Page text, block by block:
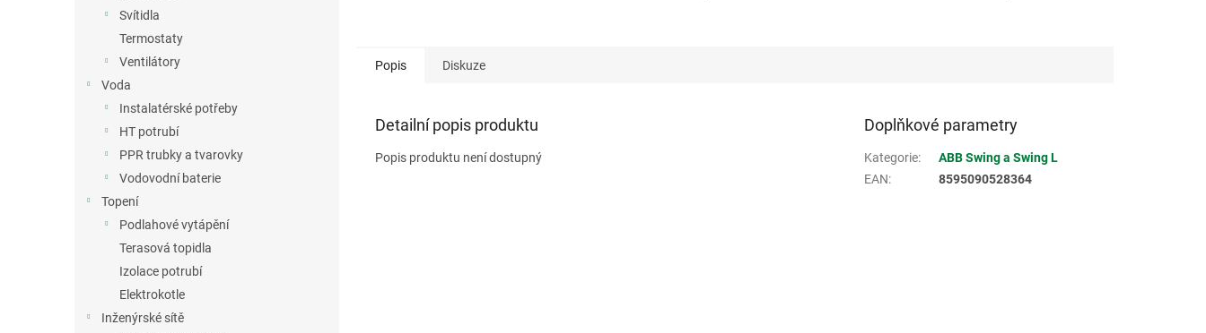
Svítidla
Termostaty
Ventilátory
Voda
Instalatérské potřeby
HT potrubí
PPR trubky a tvarovky
Vodovodní baterie
Topení
Podlahové vytápění
Terasová topidla
Izolace potrubí
Elektrokotle
Inženýrské sítě
Popis Diskuze
Detailní popis produktu
Popis produktu není dostupný
Doplňkové parametry
Kategorie:
ABB Swing a Swing L
EAN: 8595090528364